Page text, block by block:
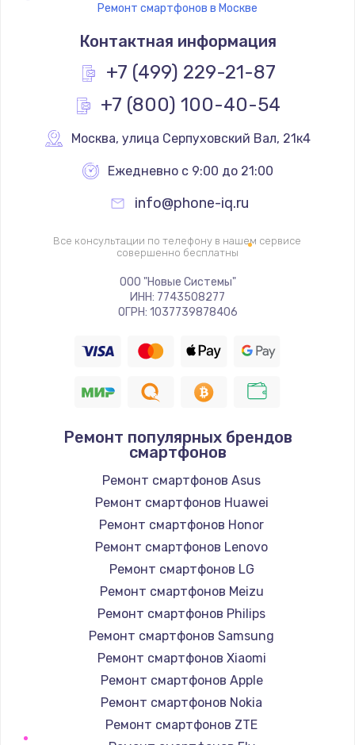
Замена корпуса телефона
448 руб.
Заказать
Замена камеры телефона
Замена динамика телефона
709 руб.
Заказать
Замена микрофона телефона
529 руб.
709 руб.
Замена шлейфа кнопок телефона
812 руб.
Заказать
Замена шлейфа аудио телефона
318 руб.
Заказать
Замена системной / материнской платы
Заказать
Восстановление цепей питания телефона
Ремонт смартфонов в Москве
Контактная информация
+7 (499) 229-21-87
+7 (800) 100-40-54
Москва, улица Серпуховский Вал, 21к4
Ежедневно с 9:00 до 21:00
info@phone-iq.ru
Все консультации по телефону в нашем сервисе
совершенно бесплатны
ООО "Новые Системы"
ИНН: 7743508277
ОГРН: 1037739878406
Ремонт популярных брендов
смартфонов
Ремонт смартфонов Asus
Ремонт смартфонов Huawei
Ремонт смартфонов Honor
Ремонт смартфонов Lenovo
Ремонт смартфонов LG
Ремонт смартфонов Meizu
Ремонт смартфонов Philips
Ремонт смартфонов Samsung
Ремонт смартфонов Xiaomi
Ремонт смартфонов Apple
Ремонт смартфонов Nokia
Ремонт смартфонов ZTE